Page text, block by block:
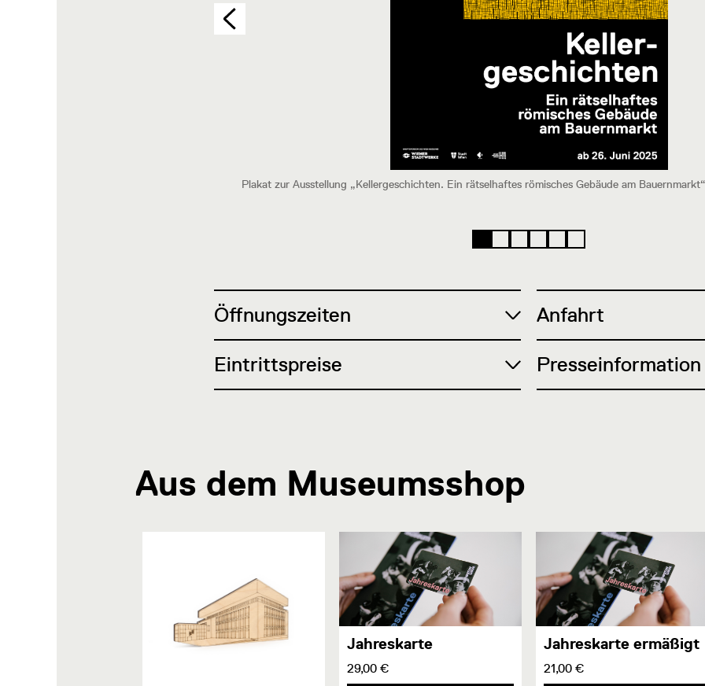
Plakat zur Ausstellung „Kellergeschichten. Ein rätselhaftes römisches Gebäude am
Öffnungszeiten
Eintrittspreise
Anfahrt
Presseinformation
Aus dem Museumsshop
Jahreskarte
29,00 €
Jahreskarte ermäßigt
21,00 €